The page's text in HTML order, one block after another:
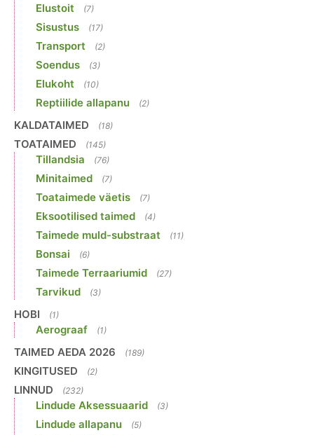
Elustoit (7)
Sisustus (17)
Transport (2)
Soendus (3)
Elukoht (10)
Reptiilide allapanu (2)
KALDATAIMED (18)
TOATAIMED (145)
Tillandsia (76)
Minitaimed (7)
Toataimede väetis (7)
Eksootilised taimed (4)
Taimede muld-substraat (11)
Bonsai (6)
Taimede Terraariumid (27)
Tarvikud (3)
HOBI (1)
Aerograaf (1)
TAIMED AEDA 2026 (189)
KINGITUSED (2)
LINNUD (232)
Lindude Aksessuaarid (3)
Lindude allapanu (5)